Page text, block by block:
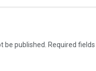
be published. Required